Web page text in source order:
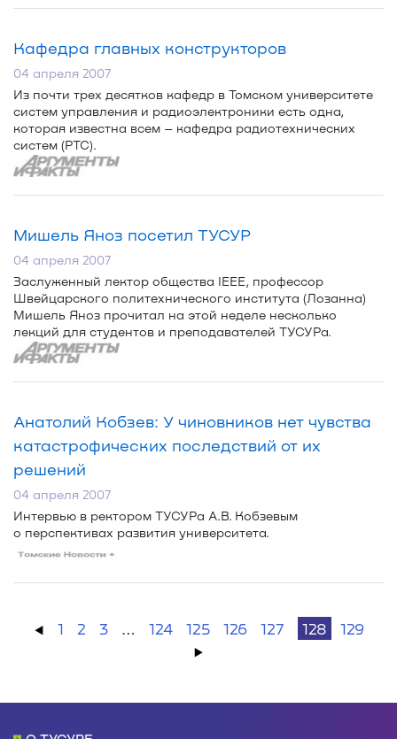
Кафедра главных конструкторов
04 апреля 2007
Из почти трех десятков кафедр в Томском университете
систем управления и радиоэлектроники есть одна,
которая известна всем – кафедра радиотехнических
систем (РТС).
Мишель Яноз посетил ТУСУР
04 апреля 2007
Заслуженный лектор общества IEEE, профессор
Швейцарского политехнического института (Лозанна)
Мишель Яноз прочитал на этой неделе несколько
лекций для студентов и преподавателей ТУСУРа.
Анатолий Кобзев: У чиновников нет чувства
катастрофических последствий от их
решений
04 апреля 2007
Интервью в ректором ТУСУРа А.В. Кобзевым
о перспективах развития университета.
← 1 2 3 … 124 125 126 127 128
129
→